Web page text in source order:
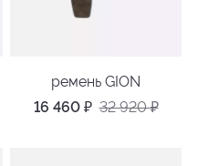
ремень GION
16 460 ₽ 32 920₽